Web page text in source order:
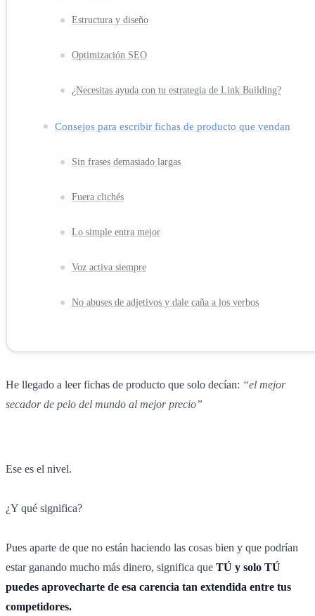
Estructura y diseño
Optimización SEO
¿Necesitas ayuda con tu estrategia de Link Building?
Consejos para escribir fichas de producto que vendan
Sin frases demasiado largas
Fuera clichés
Lo simple entra mejor
Voz activa siempre
No abuses de adjetivos y dale caña a los verbos
He llegado a leer fichas de producto que solo decían: “el mejor
secador de pelo del mundo al mejor precio”
Ese es el nivel.
¿Y qué significa?
Pues aparte de que no están haciendo las cosas bien y que podrían
estar ganando mucho más dinero, significa que TÚ y solo TÚ
puedes aprovecharte de esa carencia tan extendida entre tus
competidores.